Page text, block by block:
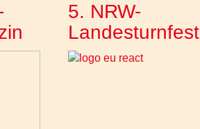
5. NRW-